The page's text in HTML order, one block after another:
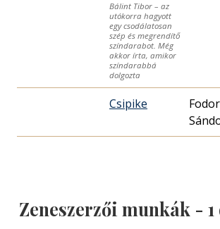
Bálint Tibor – az
utókorra hagyott
egy csodálatosan
szép és megrendítő
színdarabot. Még
akkor írta, amikor
színdarabbá
dolgozta
Csipike
Fodor
Zeneszerzői munkák - 1